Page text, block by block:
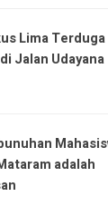
Lima Terduga
Jalan Udayana
adalah